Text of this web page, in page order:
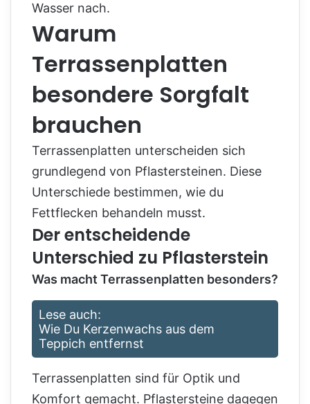
Wasser nach.
Warum
Terrassenplatten
besondere Sorgfalt
brauchen
Terrassenplatten unterscheiden sich
grundlegend von Pflastersteinen. Diese
Unterschiede bestimmen, wie du
Fettflecken behandeln musst.
Der entscheidende
Unterschied zu Pflasterstein
Was macht Terrassenplatten besonders?
Lese auch:
Wie Du Kerzenwachs aus dem
Teppich entfernst
Terrassenplatten sind für Optik und
Komfort gemacht. Pflastersteine dagegen